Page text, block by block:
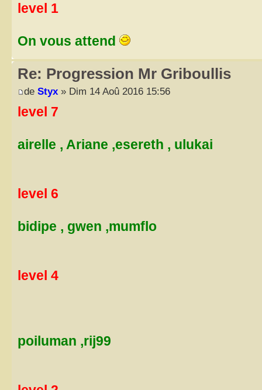
level 1
On vous attend
Re: Progression Mr Griboullis
de Styx » Dim 14 Aoû 2016 15:56
level 7
airelle , Ariane ,esereth , ulukai
level 6
bidipe , gwen ,mumflo
level 4
poiluman ,rij99